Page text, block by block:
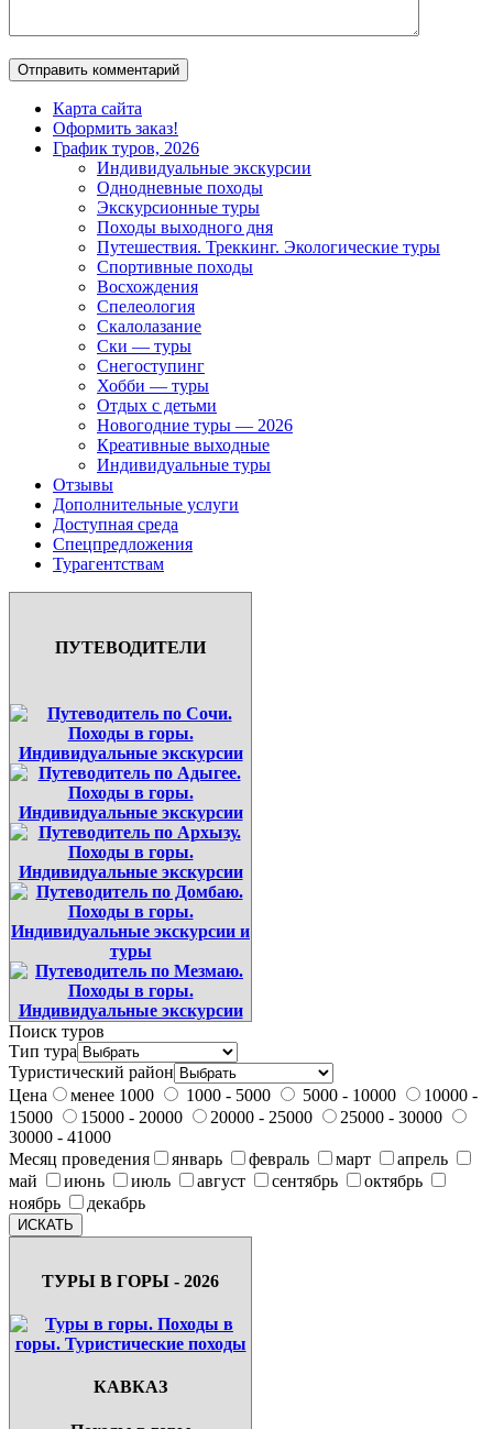
Карта сайта
Оформить заказ!
График туров, 2026
Индивидуальные экскурсии
Однодневные походы
Экскурсионные туры
Походы выходного дня
Путешествия. Треккинг. Экологические туры
Спортивные походы
Восхождения
Спелеология
Скалолазание
Ски — туры
Снегоступинг
Хобби — туры
Отдых с детьми
Новогодние туры — 2026
Креативные выходные
Индивидуальные туры
Отзывы
Дополнительные услуги
Доступная среда
Спецпредложения
Турагентствам
ПУТЕВОДИТЕЛИ
Поиск туров
Тип тура
Туристический район
Цена
менее 1000 1000 - 5000 5000 - 10000
10000 -
15000
15000 - 20000 20000 - 25000
25000 - 30000
30000 - 41000
Месяц проведения
январь февраль март
апрель
май
июнь июль август сентябрь
октябрь
ноябрь
декабрь
ТУРЫ В ГОРЫ - 2026
КАВКАЗ